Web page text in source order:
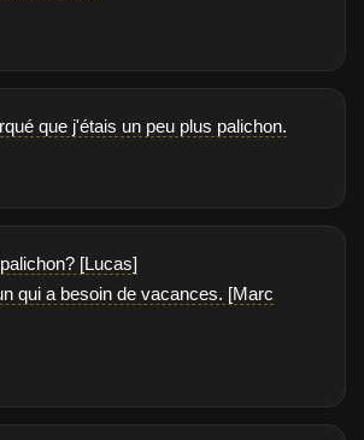
que j'étais un peu plus palichon.
[Lucas]
qui a besoin de vacances. [Marc